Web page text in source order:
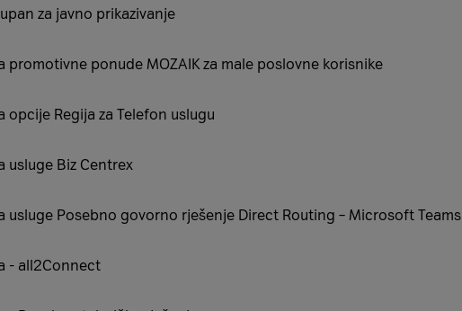
za javno prikazivanje
promotivne ponude MOZAIK za male poslovne korisnike
opcije Regija za Telefon uslugu
usluge Biz Centrex
usluge Posebno govorno rješenje Direct Routing – Microsoft Teams
- all2Connect